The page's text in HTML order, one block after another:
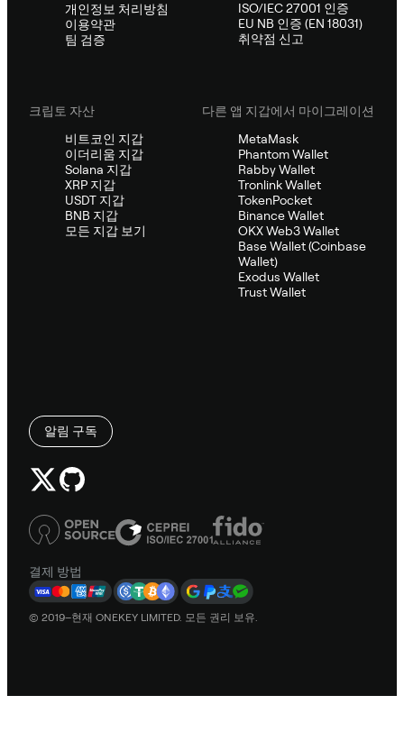
개인정보 처리방침
이용약관
팀 검증
ISO/IEC 27001 인증
EU NB 인증 (EN 18031)
취약점 신고
크립토 자산
비트코인 지갑
이더리움 지갑
Solana 지갑
XRP 지갑
USDT 지갑
BNB 지갑
모든 지갑 보기
다른 앱 지갑에서 마이그레이션
MetaMask
Phantom Wallet
Rabby Wallet
Tronlink Wallet
TokenPocket
Binance Wallet
OKX Web3 Wallet
Base Wallet (Coinbase
Wallet)
Exodus Wallet
Trust Wallet
알림 구독
결제 방법
© 2019–현재 ONEKEY LIMITED. 모든 권리 보유.